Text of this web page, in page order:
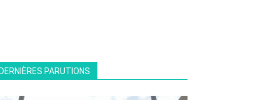
PARUTIONS